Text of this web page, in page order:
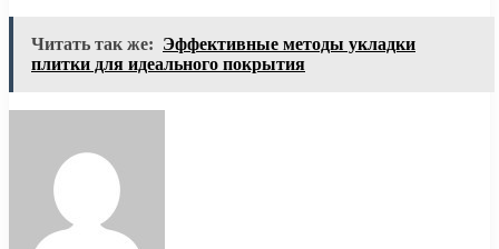
Читать так же: Эффективные методы укладки
плитки для идеального покрытия